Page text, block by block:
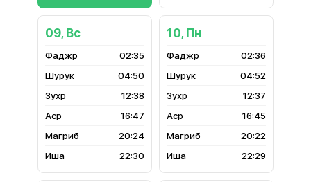
09, Вс
02:35
04:50
12:38
16:47
20:24
22:30
10, Пн
02:36
04:52
12:37
16:45
20:22
22:29